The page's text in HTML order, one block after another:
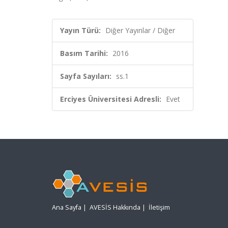
Yayın Türü: Diğer Yayınlar / Diğer
Basım Tarihi: 2016
Sayfa Sayıları: ss.1
Erciyes Üniversitesi Adresli: Evet
Ana Sayfa | AVESİS Hakkında | İletişim